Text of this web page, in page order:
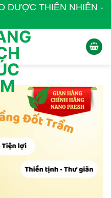
DƯỢC THIÊN NHIÊN -